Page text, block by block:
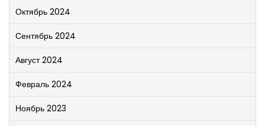
Октябрь 2024
Сентябрь 2024
Август 2024
Февраль 2024
Ноябрь 2023